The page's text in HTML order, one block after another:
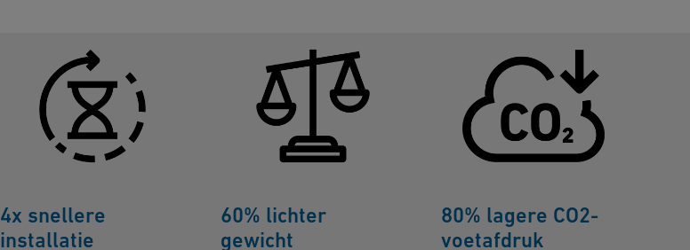
4x snellere
installatie
60% lichter
gewicht
80% lagere CO2-
voetafdruk